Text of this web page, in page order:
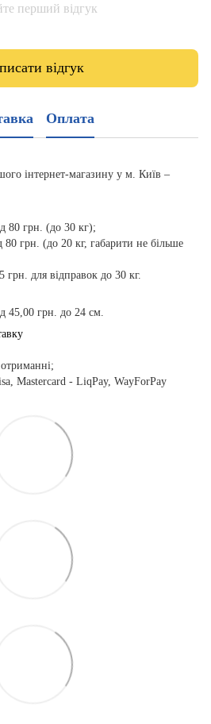
перший відгук
відгук
Оплата
інтернет-магазину у м. Київ –
80 грн. (до 30 кг);
грн. (до 20 кг, габарити не більше
для відправок до 30 кг.
45,00 грн. до 24 см.
Mastercard - LiqPay, WayForPay